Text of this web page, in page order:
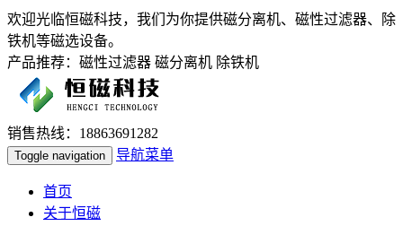
欢迎光临恒磁科技，我们为你提供磁分离机、磁性过滤器、除
铁机等磁选设备。
产品推荐：磁性过滤器 磁分离机 除铁机
销售热线：18863691282
Toggle navigation 导航菜单
首页
关于恒磁